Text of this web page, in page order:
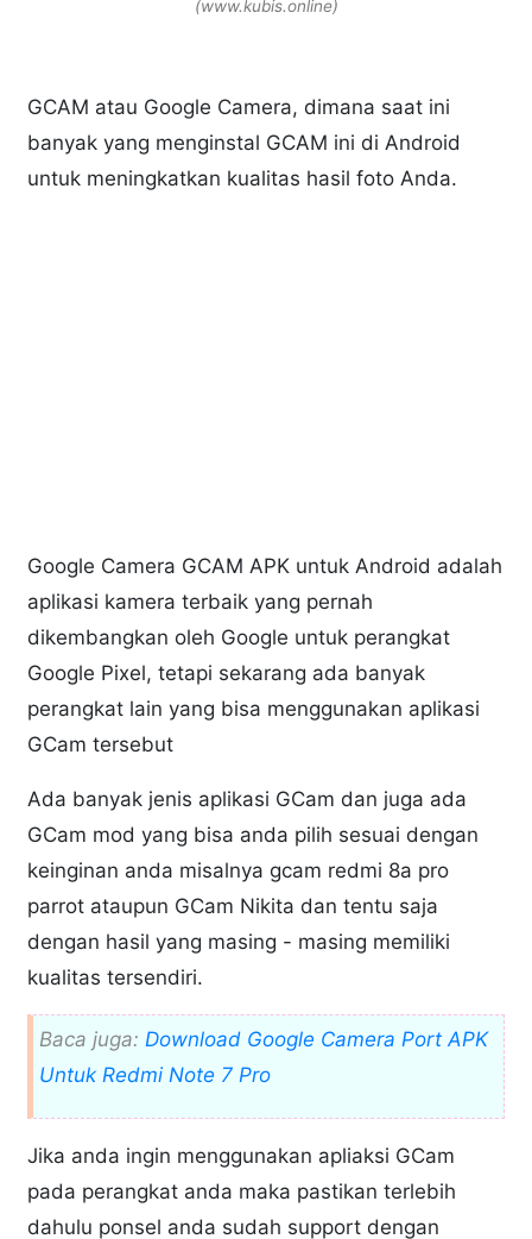
(www.kubis.online)
GCAM atau Google Camera, dimana saat ini
banyak yang menginstal GCAM ini di Android
untuk meningkatkan kualitas hasil foto Anda.
Google Camera GCAM APK untuk Android adalah
aplikasi kamera terbaik yang pernah
dikembangkan oleh Google untuk perangkat
Google Pixel, tetapi sekarang ada banyak
perangkat lain yang bisa menggunakan aplikasi
GCam tersebut
Ada banyak jenis aplikasi GCam dan juga ada
GCam mod yang bisa anda pilih sesuai dengan
keinginan anda misalnya gcam redmi 8a pro
parrot ataupun GCam Nikita dan tentu saja
dengan hasil yang masing - masing memiliki
kualitas tersendiri.
Baca juga: Download Google Camera Port APK
Untuk Redmi Note 7 Pro
Jika anda ingin menggunakan apliaksi GCam
pada perangkat anda maka pastikan terlebih
dahulu ponsel anda sudah support dengan